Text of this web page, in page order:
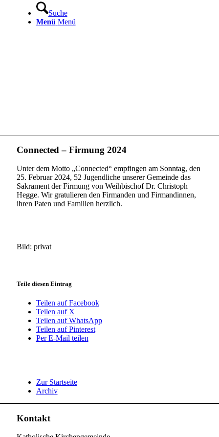
Suche
Menü Menü
Connected – Firmung 2024
Unter dem Motto „Connected“ empfingen am Sonntag, den
25. Februar 2024, 52 Jugendliche unserer Gemeinde das
Sakrament der Firmung von Weihbischof Dr. Christoph
Hegge. Wir gratulieren den Firmanden und Firmandinnen,
ihren Paten und Familien herzlich.
Bild: privat
Teile diesen Eintrag
Teilen auf Facebook
Teilen auf X
Teilen auf WhatsApp
Teilen auf Pinterest
Per E-Mail teilen
Zur Startseite
Archiv
Kontakt